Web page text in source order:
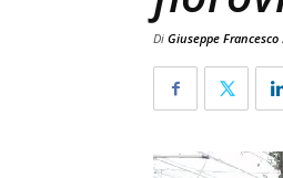
Di Giuseppe